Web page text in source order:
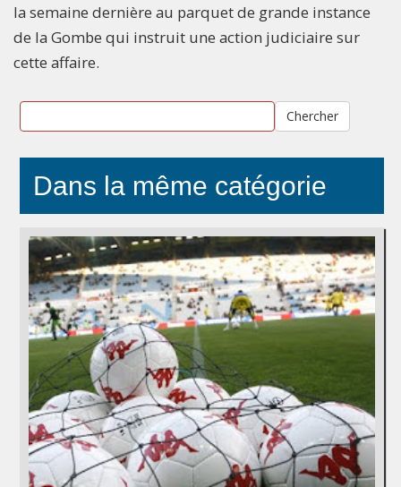
la semaine dernière au parquet de grande instance
de la Gombe qui instruit une action judiciaire sur
cette affaire.
Chercher
Dans la même catégorie